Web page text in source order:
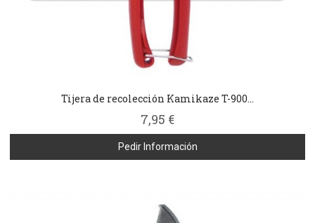
Tijera de recolección Kamikaze T-900...
7,95 €
Pedir Información